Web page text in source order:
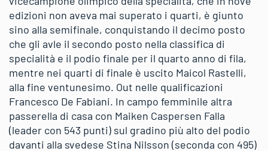
edizioni non aveva mai superato i quarti, è giunto
sino alla semifinale, conquistando il decimo posto
che gli avle il secondo posto nella classifica di
specialità e il podio finale per il quarto anno di fila,
mentre nei quarti di finale è uscito Maicol Rastelli,
alla fine ventunesimo. Out nelle qualificazioni
Francesco De Fabiani. In campo femminile altra
passerella di casa con Maiken Caspersen Falla
(leader con 543 punti) sul gradino più alto del podio
davanti alla svedese Stina Nilsson (seconda con 495)